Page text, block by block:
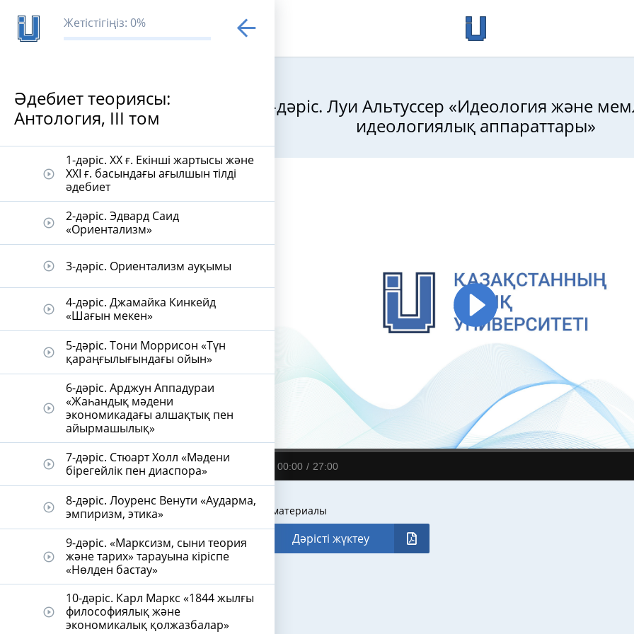
Жетістігіңіз: 0%
Әдебиет теориясы:
Антология, ІІІ том
play_circle_outline
1-дәріс. ХХ ғ. Екінші жартысы және
ХХI ғ. басындағы ағылшын тілді
әдебиет
play_circle_outline
2-дәріс. Эдвард Саид
«Ориентализм»
play_circle_outline 3-дәріс. Ориентализм ауқымы
play_circle_outline
4-дәріс. Джамайка Кинкейд
«Шағын мекен»
play_circle_outline
5-дәріс. Тони Моррисон «Түн
қараңғылығындағы ойын»
play_circle_outline
6-дәріс. Арджун Аппадураи
«Жаһандық мәдени
экономикадағы алшақтық пен
айырмашылық»
play_circle_outline
7-дәріс. Стюарт Холл «Мәдени
бірегейлік пен диаспора»
play_circle_outline
8-дәріс. Лоуренс Венути «Аударма,
эмпиризм, этика»
play_circle_outline
9-дәріс. «Марксизм, сыни теория
және тарих» тарауына кіріспе
«Нөлден бастау»
play_circle_outline
10-дәріс. Карл Маркс «1844 жылғы
философиялық және
экономикалық қолжазбалар»
14-дәріс. Луи Альтуссер «Идеология және
идеологиялық аппараттары»
Әдебиет теориясы: Антология, ІІІ том
00:00 27:00
Видеодәріс материалы
Дәрісті жүктеу